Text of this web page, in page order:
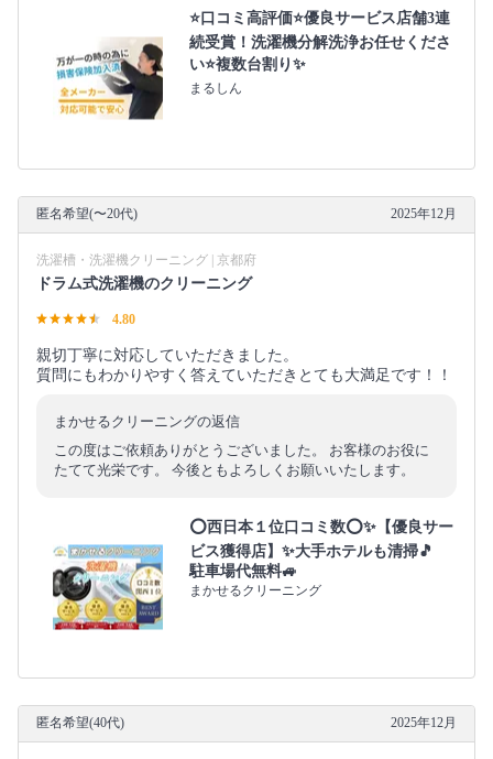
⭐口コミ高評価⭐優良サービス店舗3連
続受賞！洗濯機分解洗浄お任せくださ
い⭐複数台割り✨
まるしん
匿名希望(〜20代) 2025年12月
洗濯槽・洗濯機クリーニング | 京都府
ドラム式洗濯機のクリーニング
4.80
親切丁寧に対応していただきました。
質問にもわかりやすく答えていただきとても大満足です！！
まかせるクリーニングの返信
この度はご依頼ありがとうございました。 お客様のお役に
たてて光栄です。 今後ともよろしくお願いいたします。
⭕西日本１位口コミ数⭕✨【優良サー
ビス獲得店】✨大手ホテルも清掃🎵
駐車場代無料🚙
まかせるクリーニング
匿名希望(40代) 2025年12月